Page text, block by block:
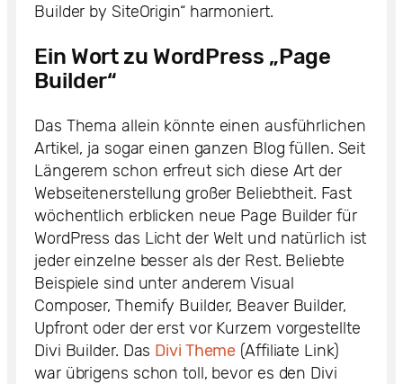
Builder by SiteOrigin“ harmoniert.
Ein Wort zu WordPress „Page
Builder“
Das Thema allein könnte einen ausführlichen
Artikel, ja sogar einen ganzen Blog füllen. Seit
Längerem schon erfreut sich diese Art der
Webseitenerstellung großer Beliebtheit. Fast
wöchentlich erblicken neue Page Builder für
WordPress das Licht der Welt und natürlich ist
jeder einzelne besser als der Rest. Beliebte
Beispiele sind unter anderem Visual
Composer, Themify Builder, Beaver Builder,
Upfront oder der erst vor Kurzem vorgestellte
Divi Builder. Das Divi Theme (Affiliate Link)
war übrigens schon toll, bevor es den Divi